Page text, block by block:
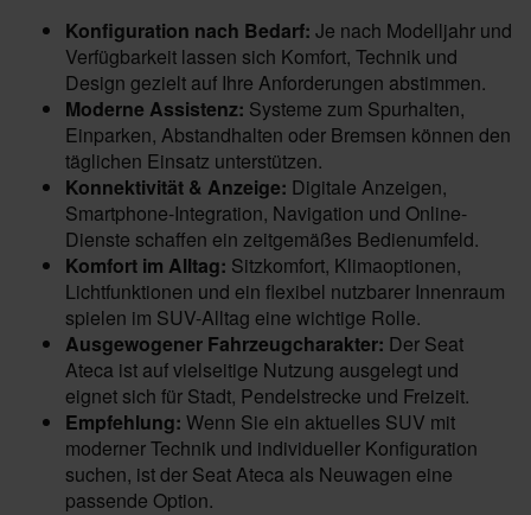
Konfiguration nach Bedarf: Je nach Modelljahr und
Verfügbarkeit lassen sich Komfort, Technik und
Design gezielt auf Ihre Anforderungen abstimmen.
Moderne Assistenz: Systeme zum Spurhalten,
Einparken, Abstandhalten oder Bremsen können den
täglichen Einsatz unterstützen.
Konnektivität & Anzeige: Digitale Anzeigen,
Smartphone-Integration, Navigation und Online-
Dienste schaffen ein zeitgemäßes Bedienumfeld.
Komfort im Alltag: Sitzkomfort, Klimaoptionen,
Lichtfunktionen und ein flexibel nutzbarer Innenraum
spielen im SUV-Alltag eine wichtige Rolle.
Ausgewogener Fahrzeugcharakter: Der Seat
Ateca ist auf vielseitige Nutzung ausgelegt und
eignet sich für Stadt, Pendelstrecke und Freizeit.
Empfehlung: Wenn Sie ein aktuelles SUV mit
moderner Technik und individueller Konfiguration
suchen, ist der Seat Ateca als Neuwagen eine
passende Option.